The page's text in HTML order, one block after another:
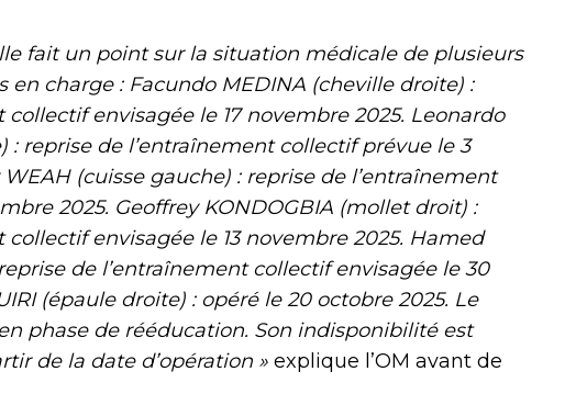
fait un point sur la situation médicale de plusieurs
charge : Facundo MEDINA (cheville droite) :
envisagée le 17 novembre 2025. Leonardo
: reprise de l’entraînement collectif prévue le 3
(cuisse gauche) : reprise de l’entraînement
2025. Geoffrey KONDOGBIA (mollet droit) :
envisagée le 13 novembre 2025. Hamed
de l’entraînement collectif envisagée le 30
(épaule droite) : opéré le 20 octobre 2025. Le
phase de rééducation. Son indisponibilité est
de la date d’opération » explique l’OM avant de